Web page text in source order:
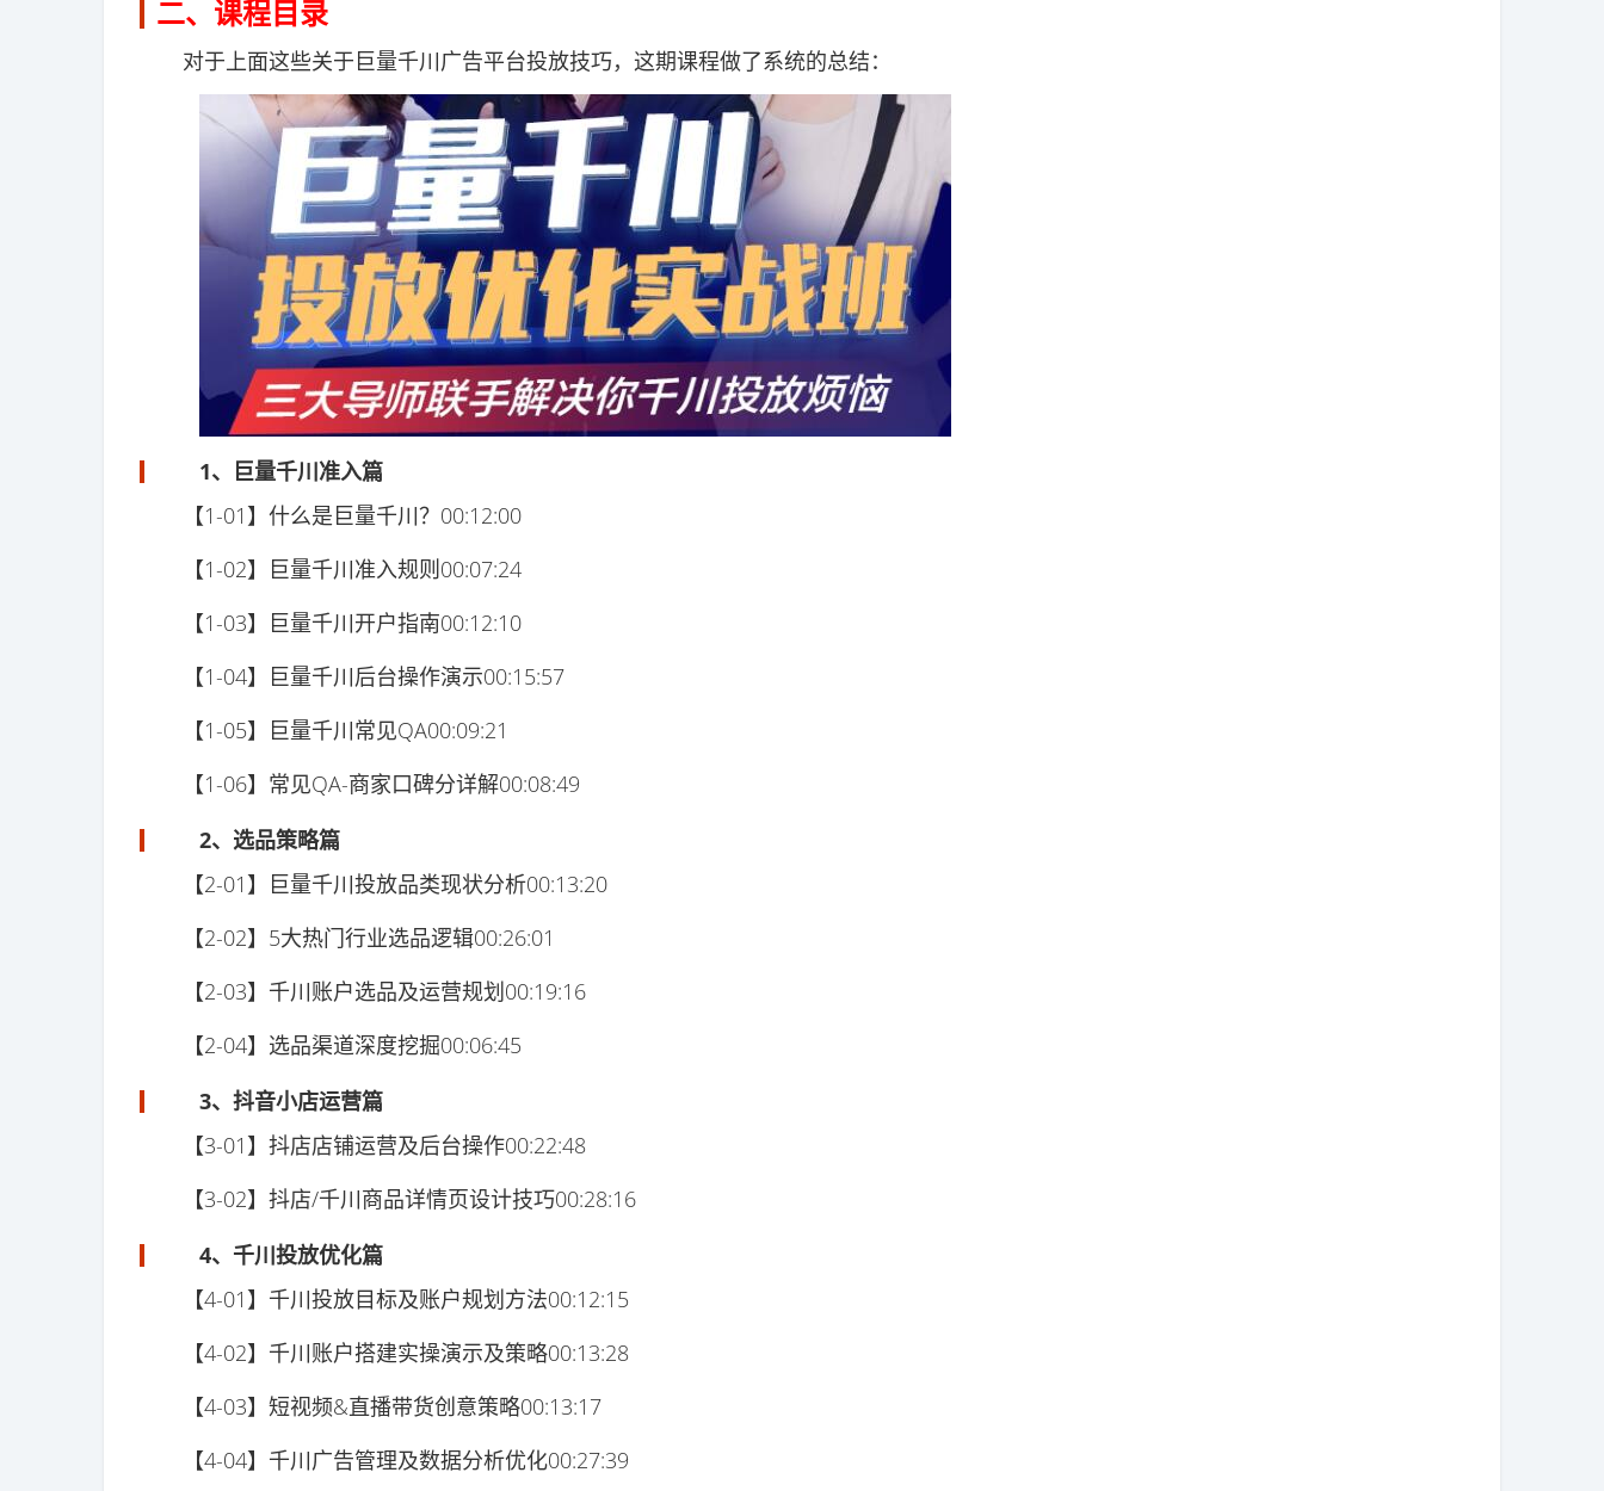
二、课程目录
对于上面这些关于巨量千川广告平台投放技巧，这期课程做了系统的总结：
1、巨量千川准入篇
【1-01】什么是巨量千川？00:12:00
【1-02】巨量千川准入规则00:07:24
【1-03】巨量千川开户指南00:12:10
【1-04】巨量千川后台操作演示00:15:57
【1-05】巨量千川常见QA00:09:21
【1-06】常见QA-商家口碑分详解00:08:49
2、选品策略篇
【2-01】巨量千川投放品类现状分析00:13:20
【2-02】5大热门行业选品逻辑00:26:01
【2-03】千川账户选品及运营规划00:19:16
【2-04】选品渠道深度挖掘00:06:45
3、抖音小店运营篇
【3-01】抖店店铺运营及后台操作00:22:48
【3-02】抖店/千川商品详情页设计技巧00:28:16
4、千川投放优化篇
【4-01】千川投放目标及账户规划方法00:12:15
【4-02】千川账户搭建实操演示及策略00:13:28
【4-03】短视频&直播带货创意策略00:13:17
【4-04】千川广告管理及数据分析优化00:27:39